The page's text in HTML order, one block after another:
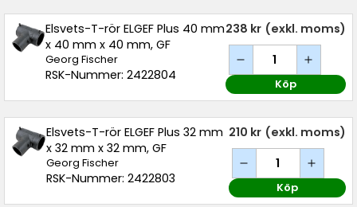
Elsvets-T-rör ELGEF Plus 40 mm
x 40 mm x 40 mm, GF
Georg Fischer
RSK-Nummer: 2422804
238 kr (exkl. moms)
Köp
Elsvets-T-rör ELGEF Plus 32 mm
x 32 mm x 32 mm, GF
Georg Fischer
RSK-Nummer: 2422803
210 kr (exkl. moms)
Köp